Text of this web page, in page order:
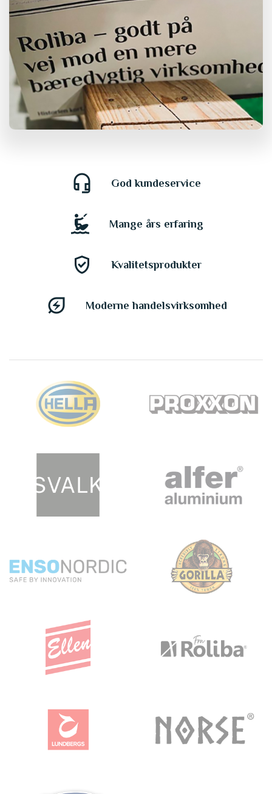
headset_mic God kundeservice
kitesurfing Mange års erfaring
gpp_good Kvalitetsprodukter
energy_savings_leaf Moderne handelsvirksomhed